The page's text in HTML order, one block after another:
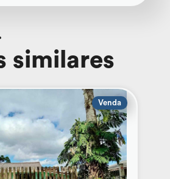
similares
Venda